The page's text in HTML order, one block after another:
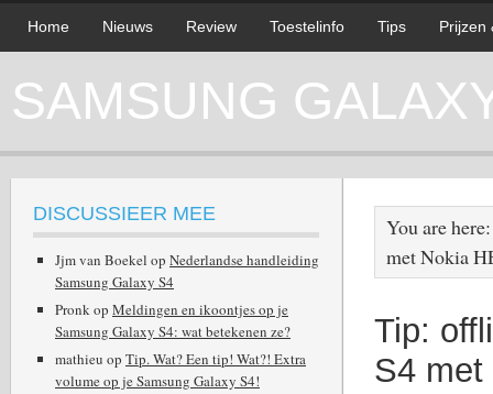
Home Nieuws Review Toestelinfo Tips Prijzen
SAMSUNG
You are
met Nokia
Tip:
S4 met
DISCUSSIEER MEE
Jjm van Boekel op Nederlandse handleiding
Samsung Galaxy S4
Pronkop Meldingen en ikoontjes op je
Samsung Galaxy S4: wat betekenen ze?
mathieu op Tip. Wat? Een tip! Wat?! Extra
volume op je Samsung Galaxy S4!